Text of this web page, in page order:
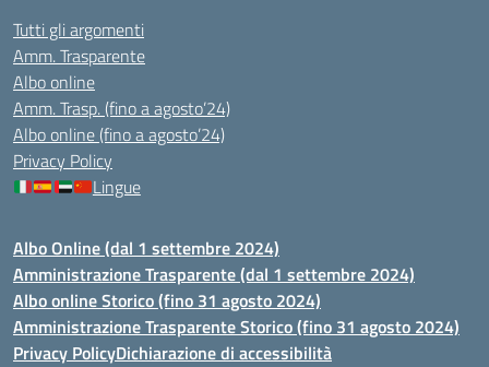
Tutti gli argomenti
Amm. Trasparente
Albo online
Amm. Trasp. (fino a agosto’24)
Albo online (fino a agosto’24)
Privacy Policy
Lingue
Albo Online (dal 1 settembre 2024)
Amministrazione Trasparente (dal 1 settembre 2024)
Albo online Storico (fino 31 agosto 2024)
Amministrazione Trasparente Storico (fino 31 agosto 2024)
Privacy PolicyDichiarazione di accessibilità